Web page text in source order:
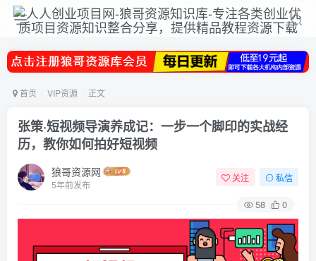
首页 VIP资源 正文
张策·短视频导演养成记：一步一个脚印的实战经
历，教你如何拍好短视频
狼哥资源网
5年前发布
关注 私信
58 0